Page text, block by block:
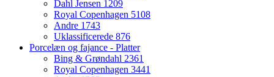
Dahl Jensen 1209
Royal Copenhagen 5108
Andre 1743
Uklassificerede 876
Porcelæn og fajance - Platter
Bing & Grøndahl 2361
Royal Copenhagen 3441